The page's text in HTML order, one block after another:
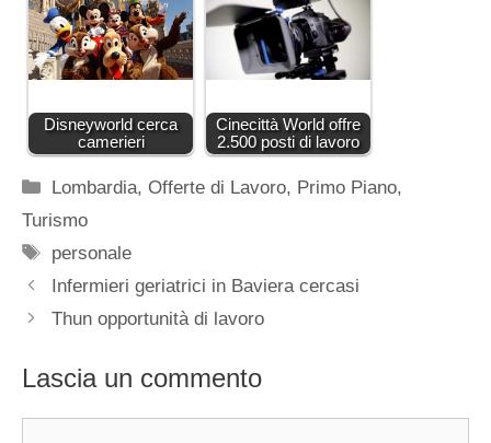
Disneyworld cerca
camerieri
Cinecittà World offre
2.500 posti di lavoro
Categorie
Lombardia,Offerte di Lavoro, Primo Piano,
Turismo
Tag
personale
Infermieri geriatrici in Baviera cercasi
Thun opportunità di lavoro
Lascia un commento